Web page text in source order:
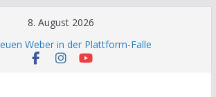
8. August 2026
Arzt aus Detroit besiegt 70-Millionen-
Lobby
Weber in der Plattform-Falle